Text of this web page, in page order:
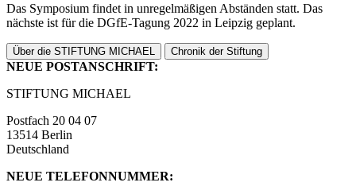
Das Symposium findet in unregelmäßigen Abständen statt. Das
nächste ist für die DGfE-Tagung 2022 in Leipzig geplant.
Über die STIFTUNG MICHAEL Chronik der Stiftung
NEUE POSTANSCHRIFT:
STIFTUNG MICHAEL
Postfach 20 04 07
13514 Berlin
Deutschland
NEUE TELEFONNUMMER: